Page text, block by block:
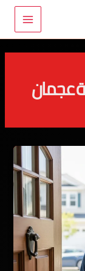
Main
Menu
عجمان